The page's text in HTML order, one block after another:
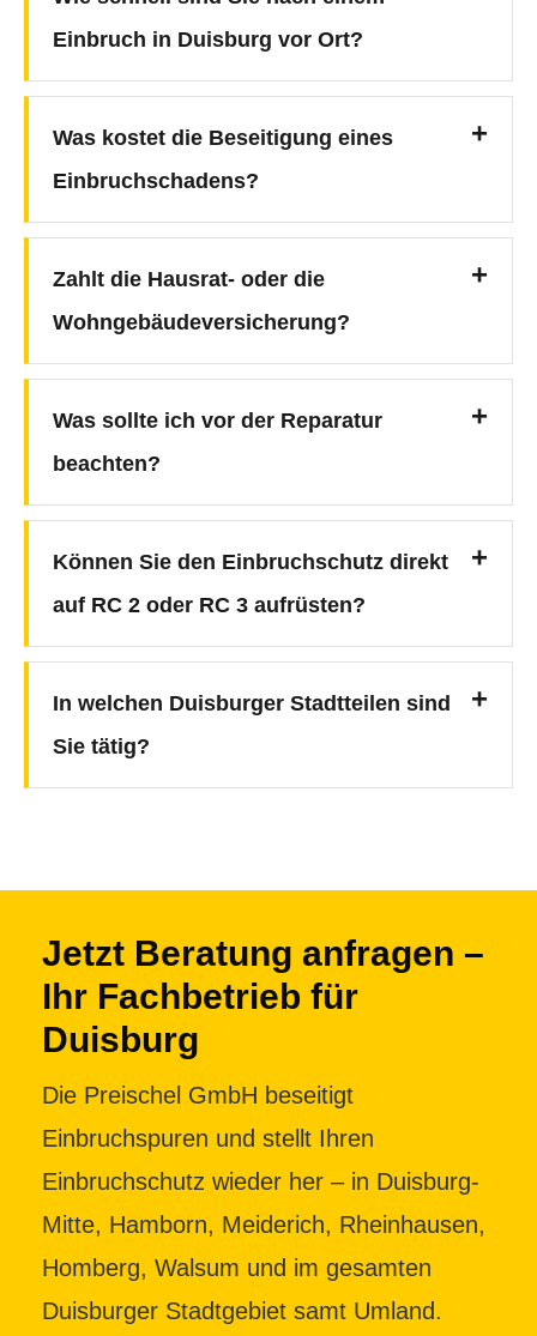
Einbruch in Duisburg vor Ort?
Was kostet die Beseitigung eines
Einbruchschadens?
Zahlt die Hausrat- oder die
Wohngebäudeversicherung?
Was sollte ich vor der Reparatur
beachten?
Können Sie den Einbruchschutz direkt
auf RC 2 oder RC 3 aufrüsten?
In welchen Duisburger Stadtteilen sind
Sie tätig?
Jetzt Beratung anfragen –
Ihr Fachbetrieb für
Duisburg
Die Preischel GmbH beseitigt
Einbruchspuren und stellt Ihren
Einbruchschutz wieder her – in Duisburg-
Mitte, Hamborn, Meiderich, Rheinhausen,
Homberg, Walsum und im gesamten
Duisburger Stadtgebiet samt Umland.